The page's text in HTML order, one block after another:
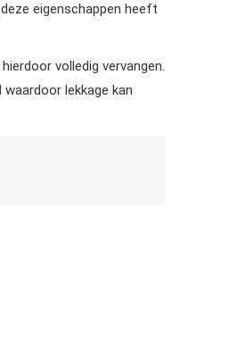
eigenschappen heeft
volledig vervangen.
lekkage kan